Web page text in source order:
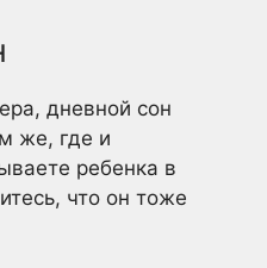
дневной сон
же, где и
ребенка в
что он тоже